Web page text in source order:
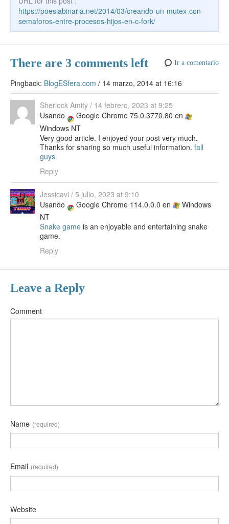
k e
https://poesiabinaria.net/2014/03/creando-un-mutex-con-
semaforos-entre-procesos-hijos-en-c-fork/
There are 3 comments left Ir a comentario
Pingback: BlogESfera.com / 14 marzo, 2014 at 16:16
Sherlock Amity / 14 febrero, 2023 at 9:25
Usando
Google Chrome 75.0.3770.80 en
Windows NT
Very good article. I enjoyed your post very much.
Thanks for sharing so much useful information. fall
guys
Reply
Jessicavi / 5 julio, 2023 at 9:10
Usando
Google Chrome 114.0.0.0 en
Windows
NT
Snake game is an enjoyable and entertaining snake
game.
Reply
Leave a Reply
Comment
Name (required)
Email (required)
Website